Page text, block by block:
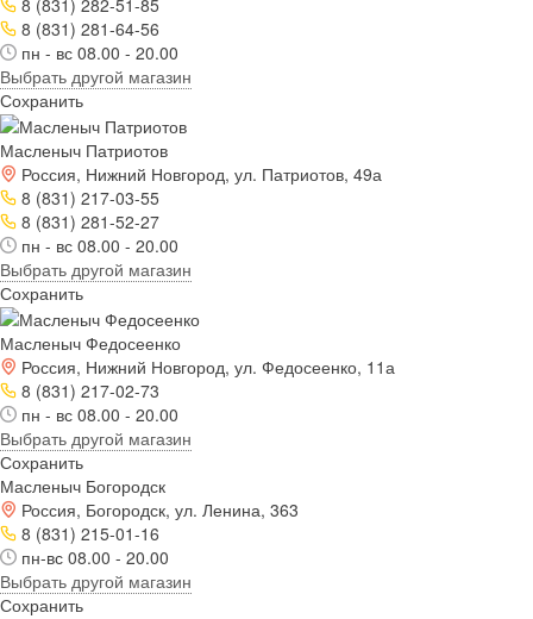
8 (831) 281-64-56
пн - вс 08.00 - 20.00
Выбрать другой магазин
Сохранить
Масленыч Патриотов
Россия, Нижний Новгород, ул. Патриотов, 49а
8 (831) 217-03-55
8 (831) 281-52-27
пн - вс 08.00 - 20.00
Выбрать другой магазин
Сохранить
Масленыч Федосеенко
Россия, Нижний Новгород, ул. Федосеенко, 11а
8 (831) 217-02-73
пн - вс 08.00 - 20.00
Выбрать другой магазин
Сохранить
Масленыч Богородск
Россия, Богородск, ул. Ленина, 363
8 (831) 215-01-16
пн-вс 08.00 - 20.00
Выбрать другой магазин
Сохранить